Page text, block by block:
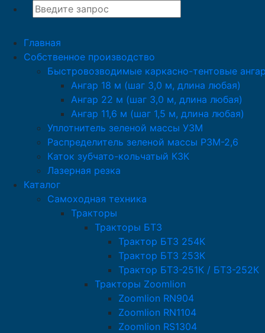
Главная
Собственное производство
Быстровозводимые каркасно-тентовые
Ангар 18 м (шаг 3,0 м, длина любая)
Ангар 22 м (шаг 3,0 м, длина любая)
Ангар 11,6 м (шаг 1,5 м, длина любая)
Уплотнитель зеленой массы УЗМ
Распределитель зеленой массы РЗМ-2,6
Каток зубчато-кольчатый КЗК
Лазерная резка
Каталог
Самоходная техника
Тракторы
Тракторы БТЗ
Трактор БТЗ 254К
Трактор БТЗ 253К
Трактор БТЗ-251К / БТЗ-252К
Тракторы Zoomlion
Zoomlion RN904
Zoomlion RN1104
Zoomlion RS1304